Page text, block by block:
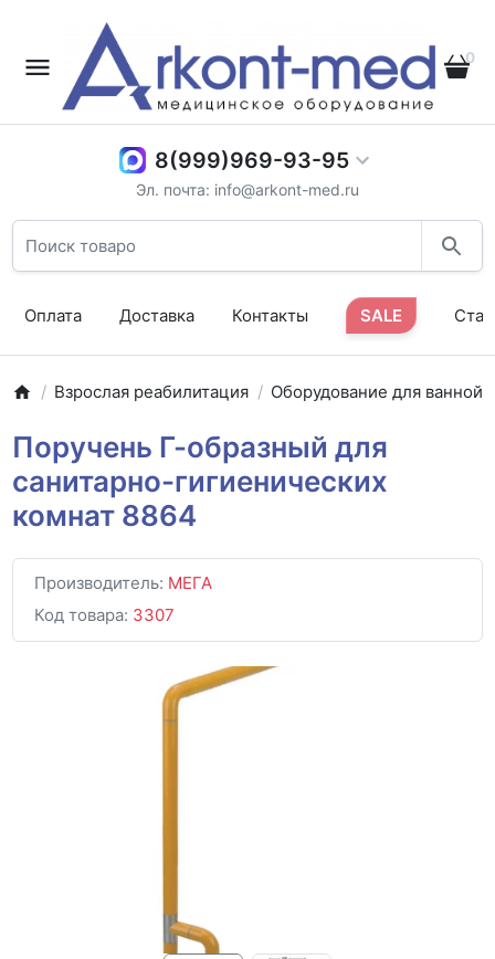
0
8(999)969-93-95
Эл. почта: info@arkont-med.ru
Оплата Доставка Контакты SALE
Взрослая реабилитация Оборудование для ванной
Поручень Г-образный для
санитарно-гигиенических
комнат 8864
Производитель: МЕГА
Код товара: 3307